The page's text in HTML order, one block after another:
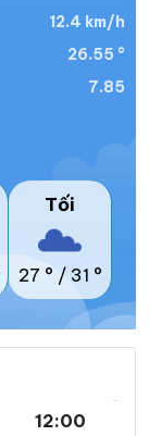
12.4 km/h
26.55 °
7.85
Tối
27 ° / 31 °
12:00